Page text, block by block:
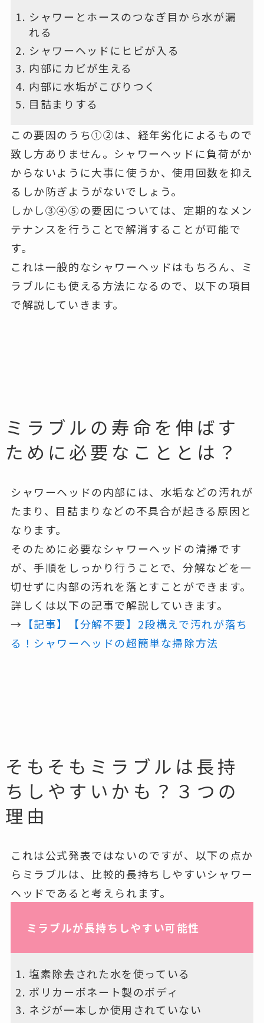
シャワーとホースのつなぎ目から水が漏
れる
シャワーヘッドにヒビが入る
内部にカビが生える
内部に水垢がこびりつく
目詰まりする
この要因のうち①②は、経年劣化によるもので
致し方ありません。シャワーヘッドに負荷がか
からないように大事に使うか、使用回数を抑え
るしか防ぎようがないでしょう。
しかし③④⑤の要因については、定期的なメン
テナンスを行うことで解消することが可能で
す。
これは一般的なシャワーヘッドはもちろん、ミ
ラブルにも使える方法になるので、以下の項目
で解説していきます。
ミラブルの寿命を伸ばす
ために必要なこととは？
シャワーヘッドの内部には、水垢などの汚れが
たまり、目詰まりなどの不具合が起きる原因と
なります。
そのために必要なシャワーヘッドの清掃です
が、手順をしっかり行うことで、分解などを一
切せずに内部の汚れを落とすことができます。
詳しくは以下の記事で解説していきます。
→ 【記事】【分解不要】2段構えで汚れが落ち
る！シャワーヘッドの超簡単な掃除方法
そもそもミラブルは長持
ちしやすいかも？３つの
理由
これは公式発表ではないのですが、以下の点か
らミラブルは、比較的長持ちしやすいシャワー
ヘッドであると考えられます。
ミラブルが長持ちしやすい可能性
塩素除去された水を使っている
ポリカーボネート製のボディ
ネジが一本しか使用されていない